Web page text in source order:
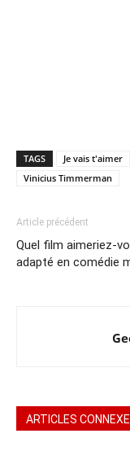
TAGS Je vais t'aimer
Vinicius Timmerman
Article précédent
Quel film aimeriez-
adapté en comédie
ARTICLES